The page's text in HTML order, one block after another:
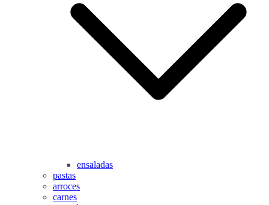
ensaladas
pastas
arroces
carnes